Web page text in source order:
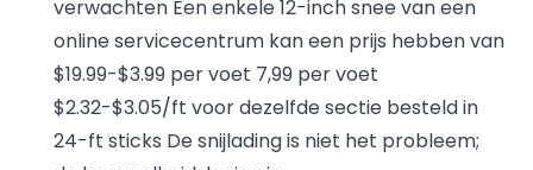
verwachten Een enkele 12-inch snee van een
online servicecentrum kan een prijs hebben van
$19.99-$3.99 per voet 7,99 per voet
$2.32-$3.05/ft voor dezelfde sectie besteld in
24-ft sticks De snijlading is niet het probleem;